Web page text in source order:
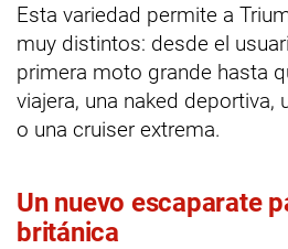
Esta variedad permite a
muy distintos: desde el
primera moto grande hasta
viajera, una naked deportiva,
o una cruiser extrema.
Un nuevo escaparate
británica